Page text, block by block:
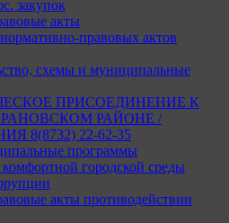
закупок
акты
правовых актов
схемы и муниципальные
ПРИСОЕДИНЕНИЕ К
РАЙОНЕ /
8(8732) 22-62-35
программы
городской среды
акты противодействии